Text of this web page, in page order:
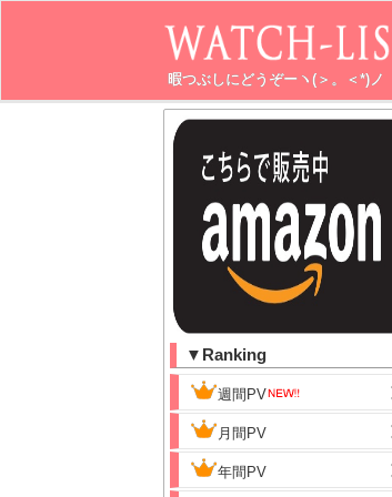
暇つぶしにどうぞーヽ(＞。＜*)ノ
▼Ranking
週間PV
月間PV
年間PV